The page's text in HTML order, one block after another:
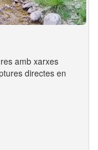
amb xarxes
directes en